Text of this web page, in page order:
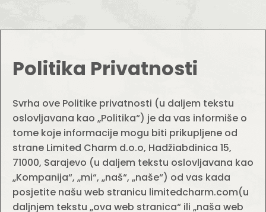
Politika Privatnosti
Svrha ove Politike privatnosti (u daljem tekstu
oslovljavana kao „Politika“) je da vas informiše o
tome koje informacije mogu biti prikupljene od
strane Limited Charm d.o.o, Hadžiabdinica 15,
71000, Sarajevo (u daljem tekstu oslovljavana kao
„Kompanija“, „mi“, „naš“, „naše“) od vas kada
posjetite našu web stranicu limitedcharm.com(u
daljnjem tekstu „ova web stranica“ ili „naša web